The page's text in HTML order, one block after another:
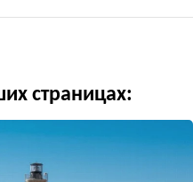
страницах: